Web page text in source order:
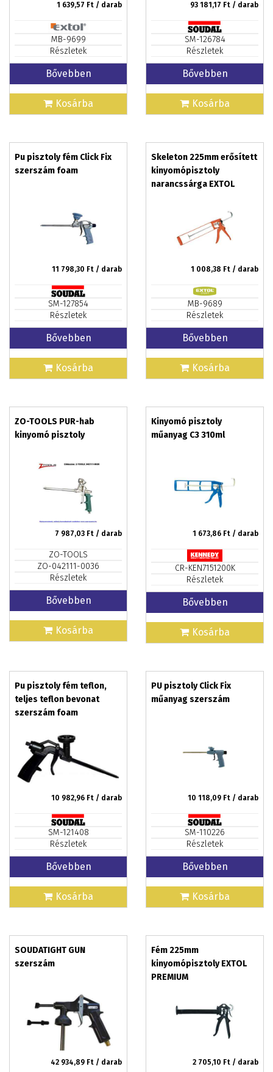
1 639,57 Ft / darab
MB-9699
Részletek
Bővebben
Kosárba
93 181,17 Ft / darab
SM-126784
Részletek
Bővebben
Kosárba
Pu pisztoly fém Click Fix
szerszám foam
11 798,30 Ft / darab
SM-127854
Részletek
Bővebben
Kosárba
Skeleton 225mm erősített
kinyomópisztoly
narancssárga EXTOL
1 008,38 Ft / darab
MB-9689
Részletek
Bővebben
Kosárba
ZO-TOOLS PUR-hab
kinyomó pisztoly
7 987,03 Ft / darab
ZO-TOOLS
ZO-042111-0036
Részletek
Bővebben
Kosárba
Kinyomó pisztoly
műanyag C3 310ml
1 673,86 Ft / darab
CR-KEN7151200K
Részletek
Bővebben
Kosárba
Pu pisztoly fém teflon,
teljes teflon bevonat
szerszám foam
10 982,96 Ft / darab
SM-121408
Részletek
Bővebben
Kosárba
PU pisztoly Click Fix
műanyag szerszám
10 118,09 Ft / darab
SM-110226
Részletek
Bővebben
Kosárba
SOUDATIGHT GUN
szerszám
42 934,89 Ft / darab
Fém 225mm
kinyomópisztoly EXTOL
PREMIUM
2 705,10 Ft / darab